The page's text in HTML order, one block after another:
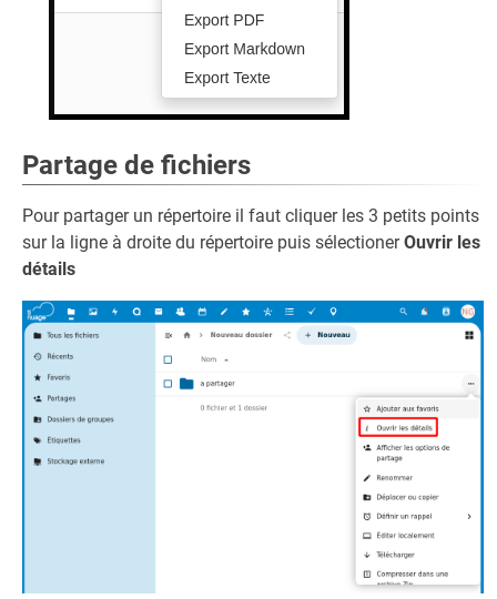
Partage de fichiers
Pour partager un répertoire il faut cliquer les 3 petits points
sur la ligne à droite du répertoire puis sélectionerOuvrir les
détails